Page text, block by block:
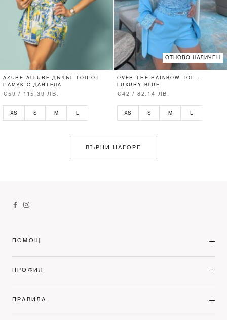
AZURE ALLURE ДЪЛЪГ ТОП ОТ
ПАМУК С ДАНТЕЛА
€59 / 115.39 ЛВ.
XS S M
ОТНОВО НАЛИЧЕН
OVER THE RAINBOW ТОП -
LUXURY BLUE
€42 / 82.14 ЛВ.
XS S M
ВЪРНИ НАГОРЕ
ПОМОЩ
ПРОФИЛ
ПРАВИЛА